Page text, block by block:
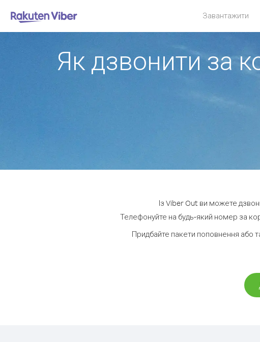
Завантажити
Як дзвонити за
Із Viber Out ви можете
Телефонуйте на будь-який номер за
Придбайте пакети поповнення або